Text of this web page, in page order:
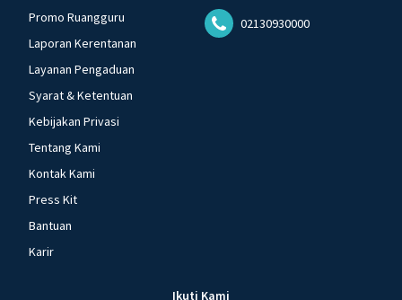
Promo Ruangguru
Laporan Kerentanan
Layanan Pengaduan
Syarat & Ketentuan
Kebijakan Privasi
Tentang Kami
Kontak Kami
Press Kit
Bantuan
Karir
02130930000
Ikuti Kami